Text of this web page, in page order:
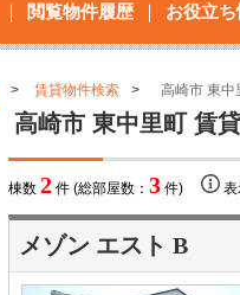
閲覧物件履歴 お役立ち
賃貸物件検索 高崎市 東中
高崎市 東中里町 賃
棟数 2 件 (総部屋数： 3 件)
メゾン エスト B